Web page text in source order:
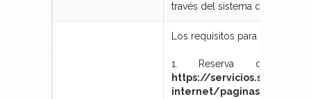
través del sistema de ingreso
Los requisitos para la
1. Reserva de
https://
internet/paginas/reps/